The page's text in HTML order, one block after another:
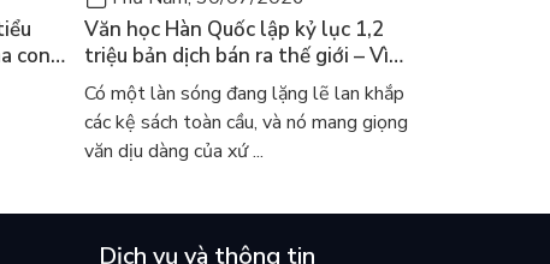
con
Văn học Hàn Quốc lập kỷ lục 1,2
triệu bản dịch bán ra thế giới – Vì
sao cả thế giới đang đọc sách Hàn?
Có một làn sóng đang lặng lẽ lan khắp
các kệ sách toàn cầu, và nó mang giọng
văn dịu dàng của xứ ...
Dịch vụ và thông tin